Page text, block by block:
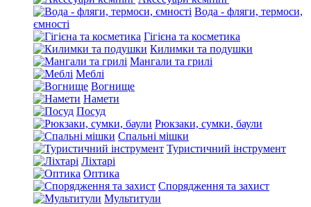
Вода - фляги, термоси,
ємності
Гігієна та косметика
Килимки та подушки
Мангали та грилі
Меблі
Вогнище
Намети
Посуд
Рюкзаки, сумки, баули
Спальні мішки
Туристичний інструмент
Ліхтарі
Оптика
Спорядження та захист
Мультитули